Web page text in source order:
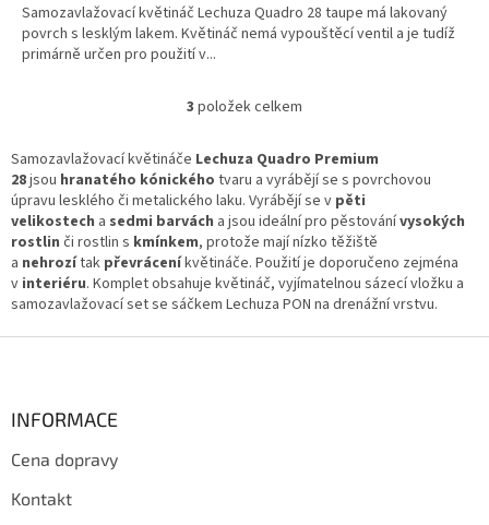
Samozavlažovací květináč Lechuza Quadro 28 taupe má lakovaný
povrch s lesklým lakem. Květináč nemá vypouštěcí ventil a je tudíž
primárně určen pro použití v...
O
l
á
d
a
c
í
p
r
k
3 položek celkem
Samozavlažovací květináče Lechuza Quadro Premium
28jsou hranatého kónického tvaru a vyrábějí se s povrchovou
úpravu lesklého či metalického laku. Vyrábějí se v pěti
velikostech a sedmi barvách a jsou ideální pro pěstovánívysokých
rostlin či rostlin s kmínkem, protože mají nízko těžiště
a nehrozítak převráceníkvětináče. Použití je doporučeno zejména
v interiéru. Komplet obsahuje květináč, vyjímatelnou sázecí vložku a
samozavlažovací set se sáčkem Lechuza PON na drenážní vrstvu.
INFORMACE
Cena dopravy
Kontakt